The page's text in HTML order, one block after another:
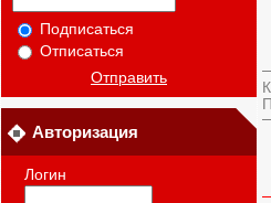
Подписаться
Отписаться
Отправить
Авторизация
Логин